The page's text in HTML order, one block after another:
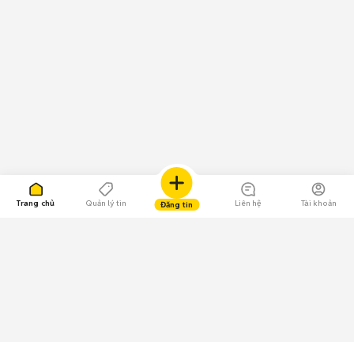
Trang chủ Quản lý tin Đăng tin Liên hệ Tài khoản